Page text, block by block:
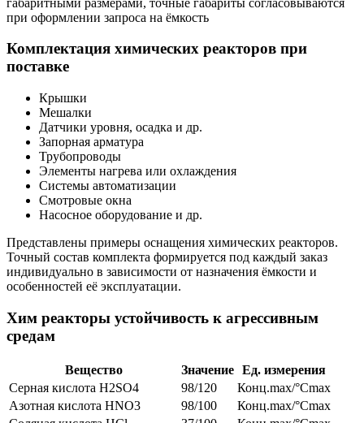
при оформлении запроса на ёмкость
Комплектация химических реакторов при
поставке
Крышки
Мешалки
Датчики уровня, осадка и др.
Запорная арматура
Трубопроводы
Элементы нагрева или охлаждения
Системы автоматизации
Смотровые окна
Насосное оборудование и др.
Представлены примеры оснащения химических реакторов.
Точный состав комплекта формируется под каждый заказ
индивидуально в зависимости от назначения ёмкости и
особенностей её эксплуатации.
Хим реакторы устойчивость к агрессивным
средам
Вещество Значение Ед. измерения
Серная кислота H2SO4
98/120
Конц.max/°Cmax
Азотная кислота HNO3
98/100
Конц.max/°Cmax